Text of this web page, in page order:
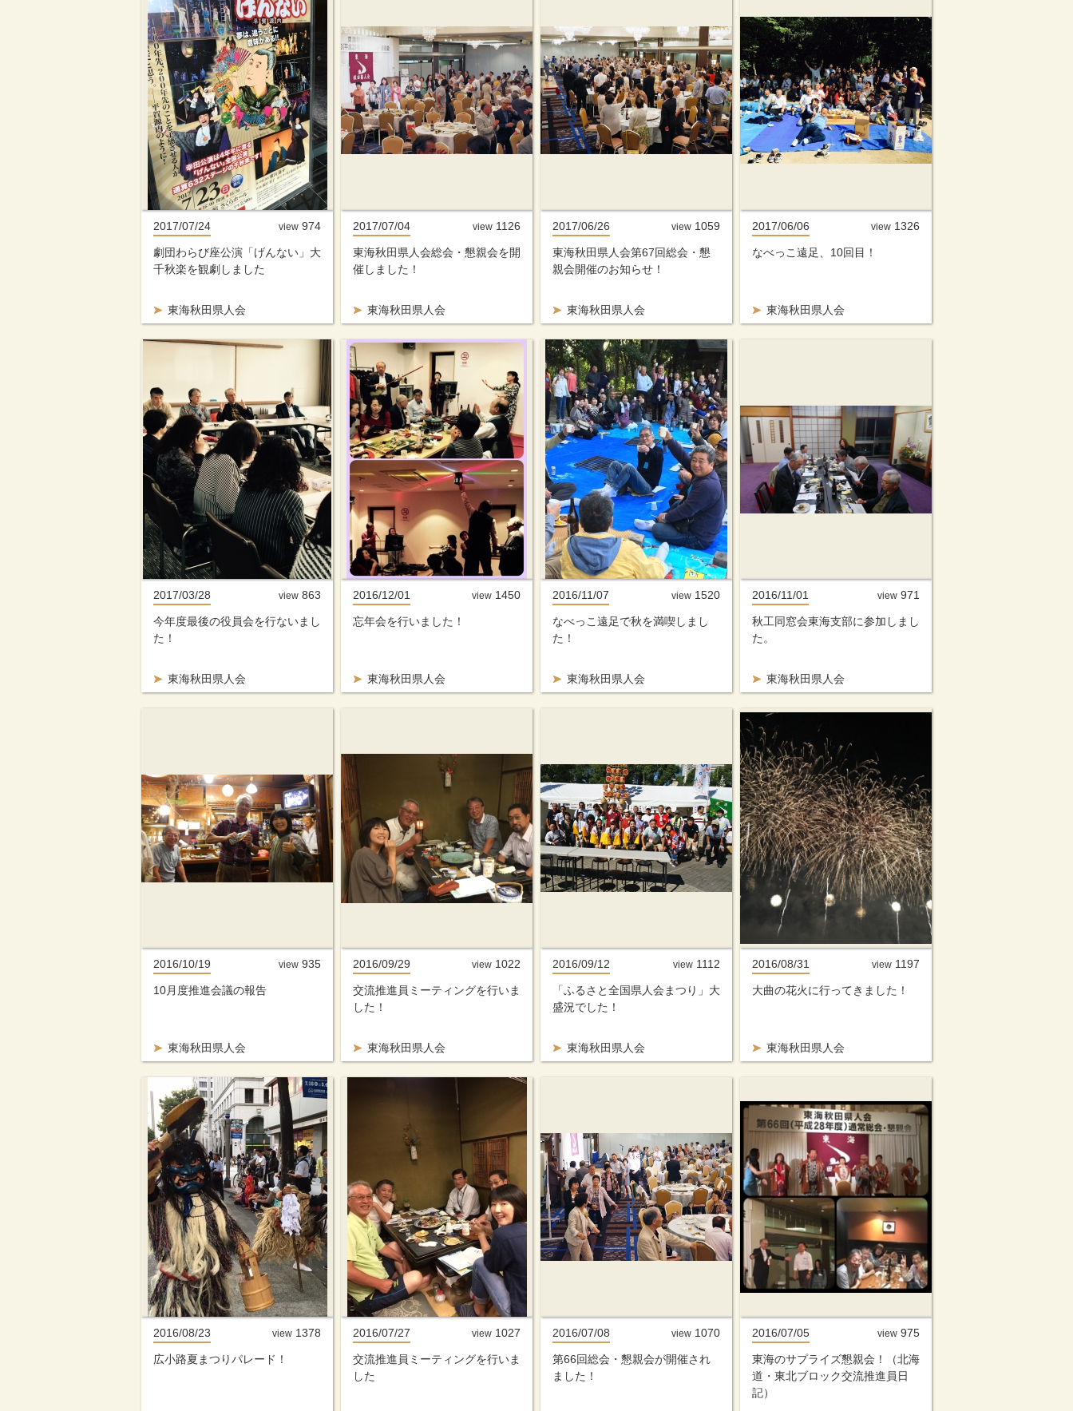
2017/07/24
東海秋田県人会
劇団わらび座公演「げんない」大
千秋楽を観劇しました
view 974 2017/07/04
東海秋田県人会
東海秋田県人会総会・懇親会を開
催しました！
view 1126 2017/06/26
東海秋田県人会
東海秋田県人会第67回総会・懇
親会開催のお知らせ！
view 1059 2017/06/06
東海秋田県人会
なべっこ遠足、10回目！
view 1326
2017/03/28
東海秋田県人会
今年度最後の役員会を行ないまし
た！
view 863 2016/12/01
東海秋田県人会
忘年会を行いました！
view 1450 2016/11/07
東海秋田県人会
なべっこ遠足で秋を満喫しまし
た！
view 1520 2016/11/01
東海秋田県人会
秋工同窓会東海支部に参加しまし
た。
view 971
2016/10/19
東海秋田県人会
10月度推進会議の報告
view 935 2016/09/29
東海秋田県人会
交流推進員ミーティングを行いま
した！
view 1022 2016/09/12
東海秋田県人会
「ふるさと全国県人会まつり」大
盛況でした！
view 1112 2016/08/31
東海秋田県人会
大曲の花火に行ってきました！
view 1197
2016/08/23
広小路夏まつりパレード！
view 1378 2016/07/27
交流推進員ミーティングを行いま
した
view 1027 2016/07/08
第66回総会・懇親会が開催され
ました！
view 1070 2016/07/05
東海のサプライズ懇親会！（北海
道・東北ブロック交流推進員日
記）
view 975